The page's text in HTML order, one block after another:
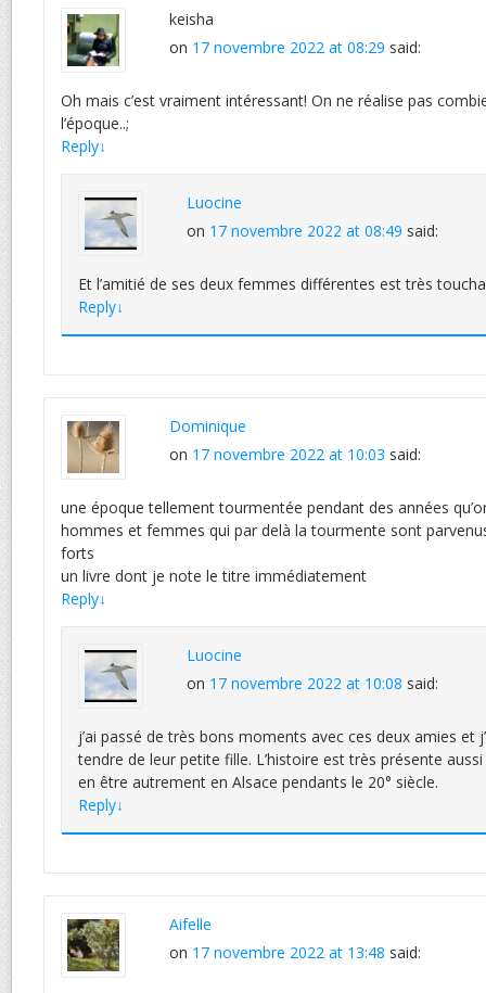
keisha
on 17 novembre 2022 at 08:29 said:
Oh mais c’est vraiment intéressant! On ne réalise pas
l’époque..;
Reply↓
Luocine
on 17 novembre 2022 at 08:49 said:
Et l’amitié de ses deux femmes différentes est très
Reply↓
Dominique
on 17 novembre 2022 at 10:03 said:
une époque tellement tourmentée pendant des années
hommes et femmes qui par delà la tourmente sont
forts
un livre dont je note le titre immédiatement
Reply↓
Luocine
on 17 novembre 2022 at 10:08 said:
j’ai passé de très bons moments avec ces deux amies et
tendre de leur petite fille. L’histoire est très présente
en être autrement en Alsace pendants le 20° siècle.
Reply↓
Aifelle
on 17 novembre 2022 at 13:48 said: